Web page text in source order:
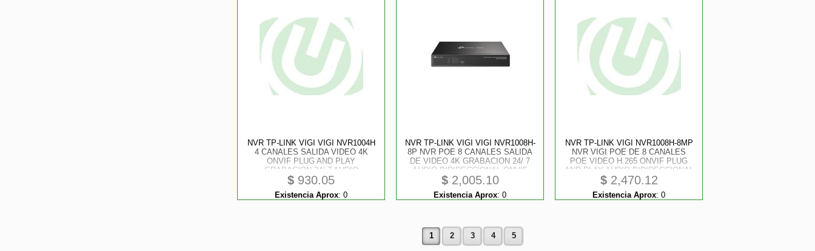
NVR TP-LINK VIGI VIGI NVR1004H
4 CANALES SALIDA VIDEO 4K
ONVIF PLUG AND PLAY
GRABACION 24/ 7 AUDIO
BIDIRECCIONAL DETECCION
INTELIGENTE H.265 ANCHO
BANDA 80MBPS
$ 930.05
Existencia Aprox: 0
NVR TP-LINK VIGI VIGI NVR1008H-
8P NVR POE 8 CANALES SALIDA
DE VIDEO 4K GRABACION 24/ 7
AUDIO BIDIRECCIONAL ONVIF
MONTAJE EN RACK PLUG AND
PLAY DETECCION INTELIGENTE
$2,005.10
Existencia Aprox: 0
NVR TP-LINK VIGI NVR1008H-8MP
NVR VIGI POE DE 8 CANALES
POE VIDEO H.265 ONVIF PLUG
AND PLAY AUDIO BIDIRECCIONAL
8- CHANNEL
$2,470.12
Existencia Aprox: 0
1 2 3 4 5